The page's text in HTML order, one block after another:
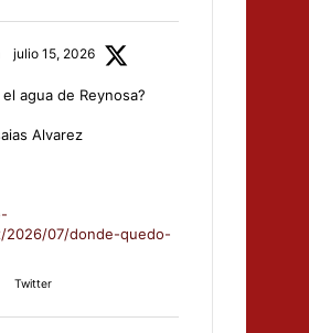
julio 15, 2026
agua de Reynosa?
Alvarez
2026/07/donde-quedo-
Twitter